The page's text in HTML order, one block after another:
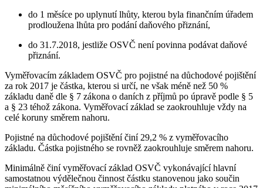
do 1 měsíce po uplynutí lhůty, kterou byla finančním úřadem
prodloužena lhůta pro podání daňového přiznání,
do 31.7.2018, jestliže OSVČ není povinna podávat daňové
přiznání.
Vyměřovacím základem OSVČ pro pojistné na důchodové pojištění
za rok 2017 je částka, kterou si určí, ne však méně než 50 %
základu daně dle § 7 zákona o daních z příjmů po úpravě podle § 5
a § 23 téhož zákona. Vyměřovací základ se zaokrouhluje vždy na
celé koruny směrem nahoru.
Pojistné na důchodové pojištění činí 29,2 % z vyměřovacího
základu. Částka pojistného se rovněž zaokrouhluje směrem nahoru.
Minimálně činí vyměřovací základ OSVČ vykonávající hlavní
samostatnou výdělečnou činnost částku stanovenou jako součin